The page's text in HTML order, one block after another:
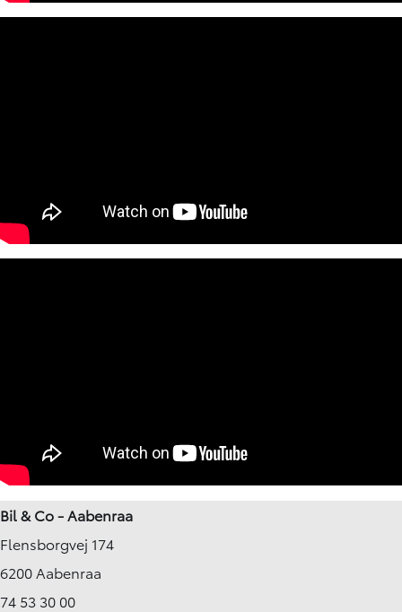
Bil & Co - Aabenraa
Flensborgvej 174
6200 Aabenraa
74 53 30 00